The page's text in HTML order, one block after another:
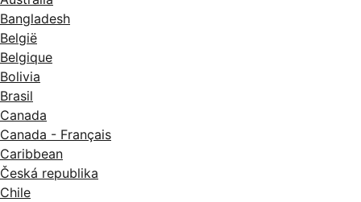
Bangladesh
België
Belgique
Bolivia
Brasil
Canada
Canada - Français
Caribbean
Česká republika
Chile